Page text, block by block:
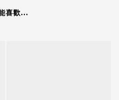
喜歡...